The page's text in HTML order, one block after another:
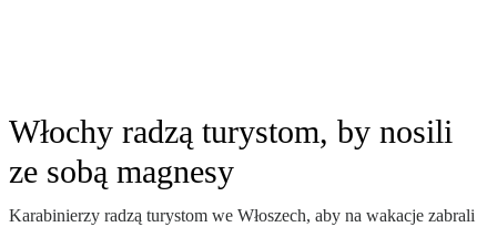
Włochy radzą turystom, by nosili
ze sobą magnesy
Karabinierzy radzą turystom we Włoszech, aby na wakacje zabrali